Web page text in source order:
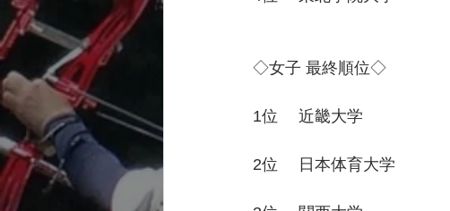
◇女子 最終順位◇
1位　 近畿大学
2位　 日本体育大学